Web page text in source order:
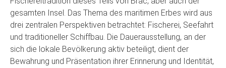
gesamten Insel. Das Thema des maritimen Erbes wird aus
drei zentralen Perspektiven betrachtet: Fischerei, Seefahrt
und traditioneller Schiffbau. Die Dauerausstellung, an der
sich die lokale Bevölkerung aktiv beteiligt, dient der
Bewahrung und Präsentation ihrer Erinnerung und Identität,